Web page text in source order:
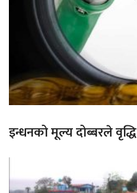
इन्धनको मूल्य दोब्बरले वृद्धि